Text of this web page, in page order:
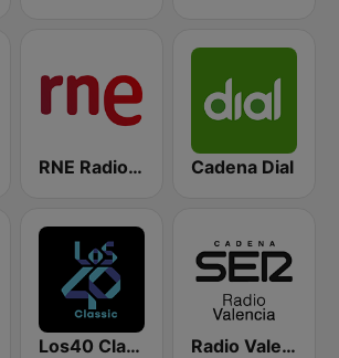
RNE Radio Nacional Cadena Dial
Los40 Classic Radio Valencia SER